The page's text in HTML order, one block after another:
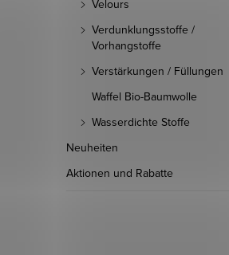
Velours
Verdunklungsstoffe /
Vorhangstoffe
Verstärkungen / Füllungen
Waffel Bio-Baumwolle
Wasserdichte Stoffe
Neuheiten
Aktionen und Rabatte